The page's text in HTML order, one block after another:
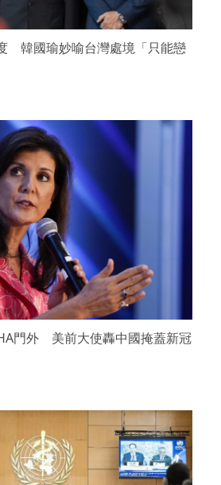
韓國瑜妙喻台灣處境「只能戀
門外 美前大使轟中國掩蓋新冠